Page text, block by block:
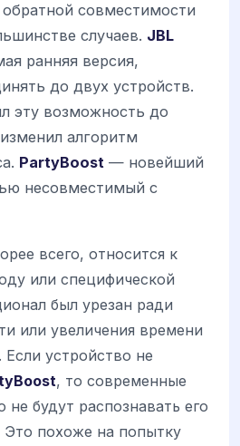
совместимости
случаев. JBL
ранняя версия,
до двух устройств.
эту возможность до
алгоритм
PartyBoost — новейший
несовместимый с
всего, относится к
или специфической
был урезан ради
или увеличения времени
устройство не
, то современные
будут распознавать его
Это похоже на попытку